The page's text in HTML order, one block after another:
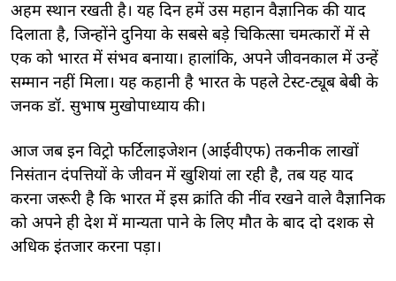
अहम स्थान रखती है। यह दिन हमें उस महान वैज्ञानिक की याद
दिलाता है, जिन्होंने दुनिया के सबसे बड़े चिकित्सा चमत्कारों में से
एक को भारत में संभव बनाया। हालांकि, अपने जीवनकाल में उन्हें
सम्मान नहीं मिला। यह कहानी है भारत के पहले टेस्ट-ट्यूब बेबी के
जनक डॉ. सुभाष मुखोपाध्याय की।
आज जब इन विट्रो फर्टिलाइजेशन (आईवीएफ) तकनीक लाखों
निसंतान दंपत्तियों के जीवन में खुशियां ला रही है, तब यह याद
करना जरूरी है कि भारत में इस क्रांति की नींव रखने वाले वैज्ञानिक
को अपने ही देश में मान्यता पाने के लिए मौत के बाद दो दशक से
अधिक इंतजार करना पड़ा।